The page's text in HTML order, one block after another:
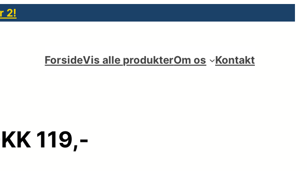
2!
ForsideVis alle produkterOm os Kontakt
119,-